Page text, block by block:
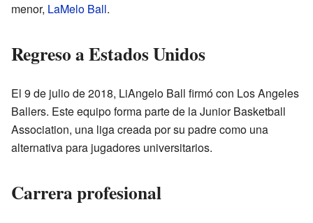
menor, LaMelo Ball.
Regreso a Estados Unidos
El 9 de julio de 2018, LiAngelo Ball firmó con Los Angeles
Ballers. Este equipo forma parte de la Junior Basketball
Association, una liga creada por su padre como una
alternativa para jugadores universitarios.
Carrera profesional